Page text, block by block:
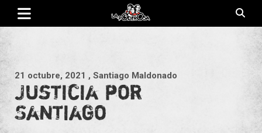
Saltar
contenido
21 octubre, 2021 , Santiago Maldonado
Justicia por
Santiago